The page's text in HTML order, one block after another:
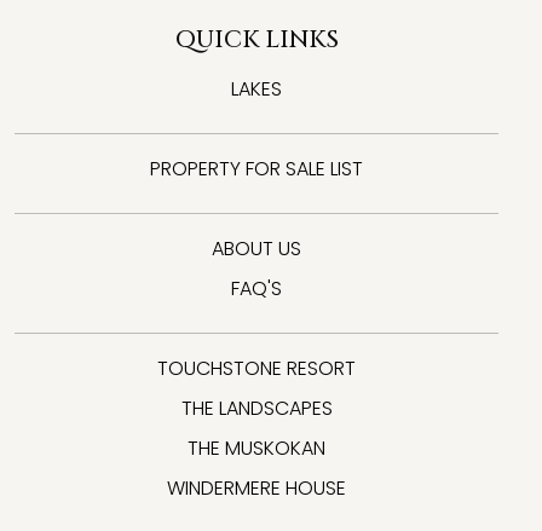
QUICK LINKS
LAKES
PROPERTY FOR SALE LIST
ABOUT US
FAQ'S
TOUCHSTONE RESORT
THE LANDSCAPES
THE MUSKOKAN
WINDERMERE HOUSE